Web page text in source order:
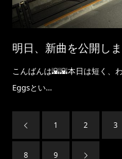
明日、新曲を公開しま
こんばんは🌇🌇本日は短く、
Eggsとい…
1 2 3
8 9